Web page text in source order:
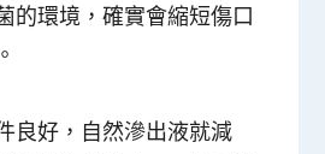
的環境，確實會縮短傷口
良好，自然滲出液就減